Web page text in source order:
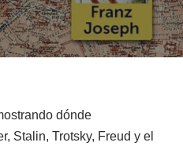
dónde
Stalin, Trotsky, Freud y el